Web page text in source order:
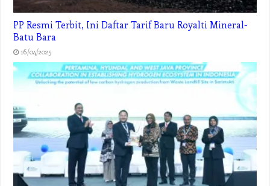
PP Resmi Terbit, Ini Daftar Tarif Baru Royalti Mineral-
Batu Bara
16/04/2025